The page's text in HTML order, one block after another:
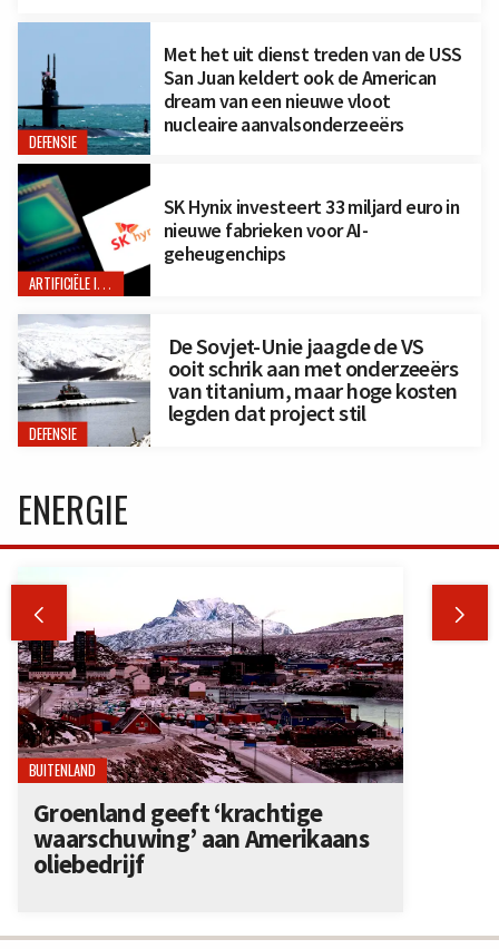
DEFENSIE
Met het uit dienst treden van de USS
San Juan keldert ook de American
dream van een nieuwe vloot
nucleaire aanvalsonderzeeërs
ARTIFICIËLE INTELLIGENTIE
SK Hynix investeert 33 miljard euro in
nieuwe fabrieken voor AI-
geheugenchips
DEFENSIE
De Sovjet-Unie jaagde de VS
ooit schrik aan met onderzeeërs
van titanium, maar hoge kosten
legden dat project stil
ENERGIE
 
BUITENLAND
Groenland geeft ‘krachtige
waarschuwing’ aan Amerikaans
oliebedrijf